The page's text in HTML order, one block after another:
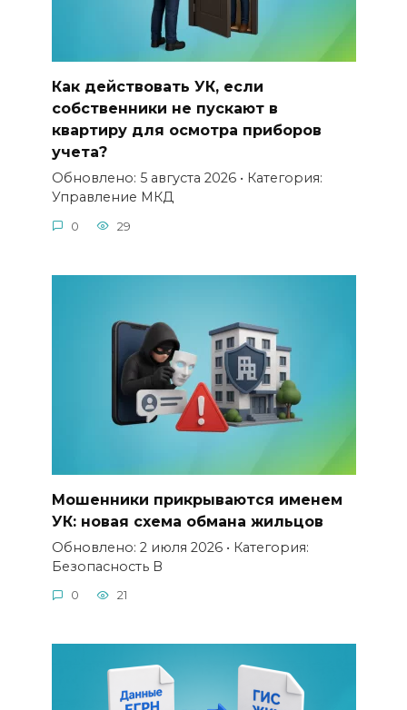
Как действовать УК, если
собственники не пускают в
квартиру для осмотра приборов
учета?
Обновлено: 5 августа 2026 • Категория:
Управление МКД
0 29
Мошенники прикрываются именем
УК: новая схема обмана жильцов
Обновлено: 2 июля 2026 • Категория:
Безопасность В
0 21